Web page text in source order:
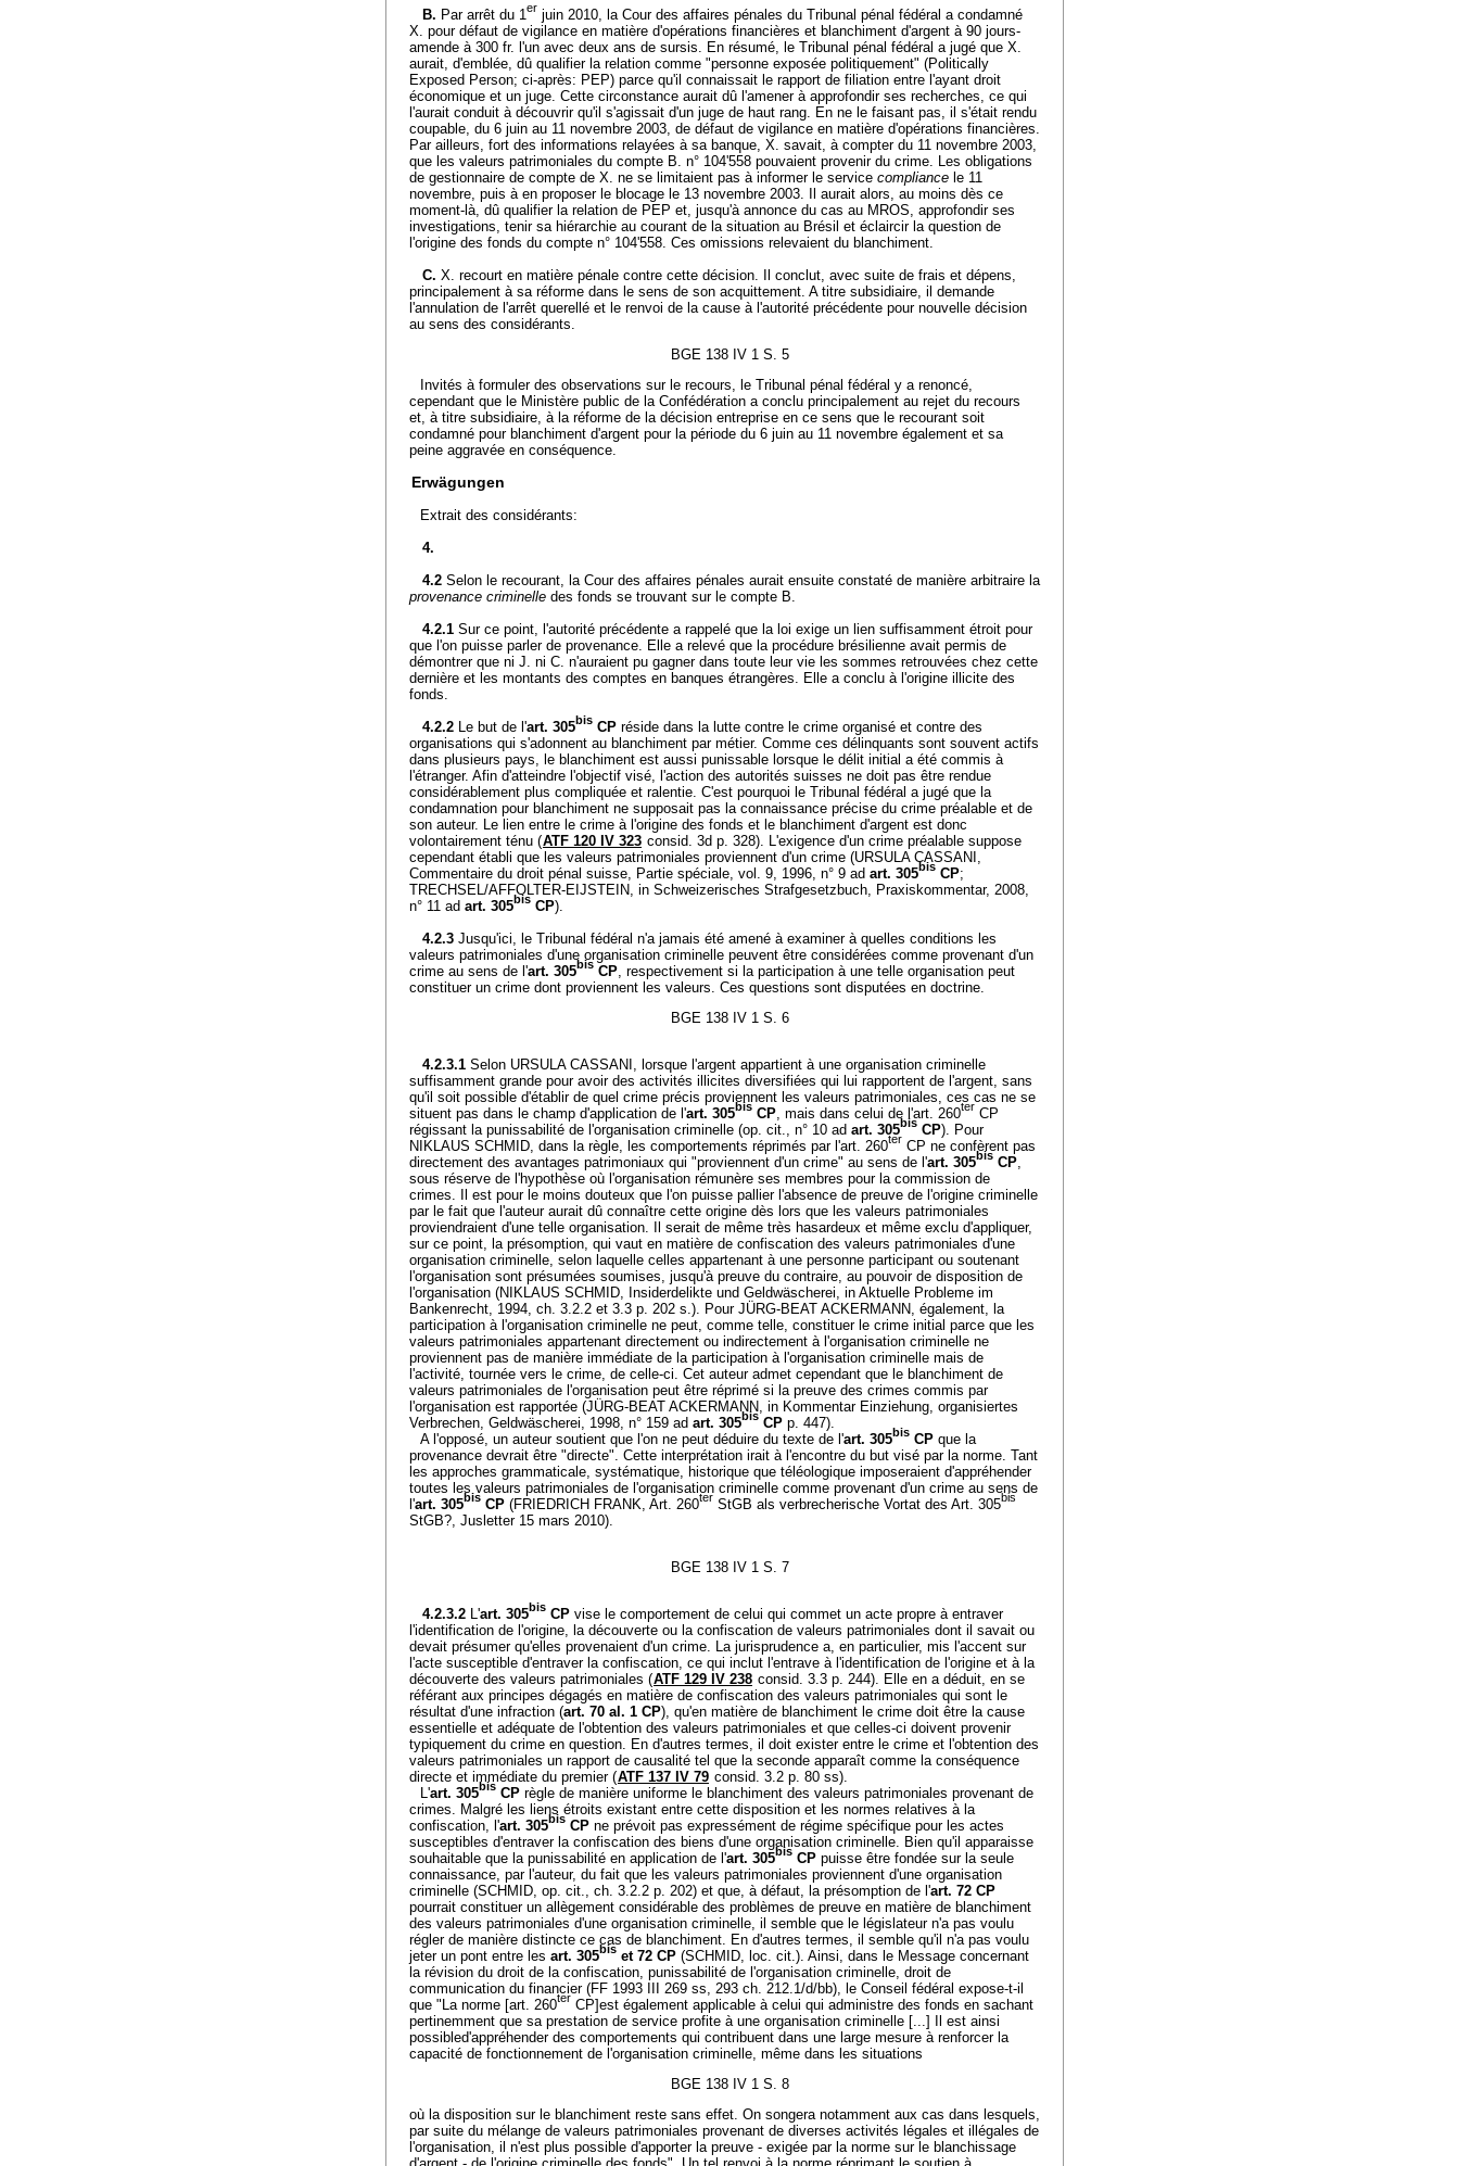
B. Par arrêt du 1er juin 2010, la Cour des affaires pénales du Tribunal pénal fédéral a condamné
X. pour défaut de vigilance en matière d'opérations financières et blanchiment d'argent à 90 jours-
amende à 300 fr. l'un avec deux ans de sursis. En résumé, le Tribunal pénal fédéral a jugé que X.
aurait, d'emblée, dû qualifier la relation comme "personne exposée politiquement" (Politically
Exposed Person; ci-après: PEP) parce qu'il connaissait le rapport de filiation entre l'ayant droit
économique et un juge. Cette circonstance aurait dû l'amener à approfondir ses recherches, ce qui
l'aurait conduit à découvrir qu'il s'agissait d'un juge de haut rang. En ne le faisant pas, il s'était rendu
coupable, du 6 juin au 11 novembre 2003, de défaut de vigilance en matière d'opérations financières.
Par ailleurs, fort des informations relayées à sa banque, X. savait, à compter du 11 novembre 2003,
que les valeurs patrimoniales du compte B. n° 104'558 pouvaient provenir du crime. Les obligations
de gestionnaire de compte de X. ne se limitaient pas à informer le service compliance le 11
novembre, puis à en proposer le blocage le 13 novembre 2003. Il aurait alors, au moins dès ce
moment-là, dû qualifier la relation de PEP et, jusqu'à annonce du cas au MROS, approfondir ses
investigations, tenir sa hiérarchie au courant de la situation au Brésil et éclaircir la question de
l'origine des fonds du compte n° 104'558. Ces omissions relevaient du blanchiment.
C. X. recourt en matière pénale contre cette décision. Il conclut, avec suite de frais et dépens,
principalement à sa réforme dans le sens de son acquittement. A titre subsidiaire, il demande
l'annulation de l'arrêt querellé et le renvoi de la cause à l'autorité précédente pour nouvelle décision
au sens des considérants.
BGE 138 IV 1 S. 5
Invités à formuler des observations sur le recours, le Tribunal pénal fédéral y a renoncé,
cependant que le Ministère public de la Confédération a conclu principalement au rejet du recours
et, à titre subsidiaire, à la réforme de la décision entreprise en ce sens que le recourant soit
condamné pour blanchiment d'argent pour la période du 6 juin au 11 novembre également et sa
peine aggravée en conséquence.
Erwägungen
Extrait des considérants:
4.
4.2 Selon le recourant, la Cour des affaires pénales aurait ensuite constaté de manière arbitraire la
provenance criminelle des fonds se trouvant sur le compte B.
4.2.1 Sur ce point, l'autorité précédente a rappelé que la loi exige un lien suffisamment étroit pour
que l'on puisse parler de provenance. Elle a relevé que la procédure brésilienne avait permis de
démontrer que ni J. ni C. n'auraient pu gagner dans toute leur vie les sommes retrouvées chez cette
dernière et les montants des comptes en banques étrangères. Elle a conclu à l'origine illicite des
fonds.
4.2.2 Le but de l'art. 305bis CP réside dans la lutte contre le crime organisé et contre des
organisations qui s'adonnent au blanchiment par métier. Comme ces délinquants sont souvent actifs
dans plusieurs pays, le blanchiment est aussi punissable lorsque le délit initial a été commis à
l'étranger. Afin d'atteindre l'objectif visé, l'action des autorités suisses ne doit pas être rendue
considérablement plus compliquée et ralentie. C'est pourquoi le Tribunal fédéral a jugé que la
condamnation pour blanchiment ne supposait pas la connaissance précise du crime préalable et de
son auteur. Le lien entre le crime à l'origine des fonds et le blanchiment d'argent est donc
volontairement ténu (ATF 120 IV 323 consid. 3d p. 328). L'exigence d'un crime préalable suppose
cependant établi que les valeurs patrimoniales proviennent d'un crime (URSULA CASSANI,
Commentaire du droit pénal suisse, Partie spéciale, vol. 9, 1996, n° 9 ad art. 305bis CP;
TRECHSEL/AFFOLTER-EIJSTEIN, in Schweizerisches Strafgesetzbuch, Praxiskommentar, 2008,
n° 11 ad art. 305bis CP).
4.2.3 Jusqu'ici, le Tribunal fédéral n'a jamais été amené à examiner à quelles conditions les
valeurs patrimoniales d'une organisation criminelle peuvent être considérées comme provenant d'un
crime au sens de l'art. 305bis CP, respectivement si la participation à une telle organisation peut
constituer un crime dont proviennent les valeurs. Ces questions sont disputées en doctrine.
BGE 138 IV 1 S. 6
4.2.3.1 Selon URSULA CASSANI, lorsque l'argent appartient à une organisation criminelle
suffisamment grande pour avoir des activités illicites diversifiées qui lui rapportent de l'argent, sans
qu'il soit possible d'établir de quel crime précis proviennent les valeurs patrimoniales, ces cas ne se
situent pas dans le champ d'application de l'art. 305bis CP, mais dans celui de l'art. 260ter CP
régissant la punissabilité de l'organisation criminelle (op. cit., n° 10 ad art. 305bis CP). Pour
NIKLAUS SCHMID, dans la règle, les comportements réprimés par l'art. 260ter CP ne confèrent pas
directement des avantages patrimoniaux qui "proviennent d'un crime" au sens de l'art. 305bis CP,
sous réserve de l'hypothèse où l'organisation rémunère ses membres pour la commission de
crimes. Il est pour le moins douteux que l'on puisse pallier l'absence de preuve de l'origine criminelle
par le fait que l'auteur aurait dû connaître cette origine dès lors que les valeurs patrimoniales
proviendraient d'une telle organisation. Il serait de même très hasardeux et même exclu d'appliquer,
sur ce point, la présomption, qui vaut en matière de confiscation des valeurs patrimoniales d'une
organisation criminelle, selon laquelle celles appartenant à une personne participant ou soutenant
l'organisation sont présumées soumises, jusqu'à preuve du contraire, au pouvoir de disposition de
l'organisation (NIKLAUS SCHMID, Insiderdelikte und Geldwäscherei, in Aktuelle Probleme im
Bankenrecht, 1994, ch. 3.2.2 et 3.3 p. 202 s.). Pour JÜRG-BEAT ACKERMANN, également, la
participation à l'organisation criminelle ne peut, comme telle, constituer le crime initial parce que les
valeurs patrimoniales appartenant directement ou indirectement à l'organisation criminelle ne
proviennent pas de manière immédiate de la participation à l'organisation criminelle mais de
l'activité, tournée vers le crime, de celle-ci. Cet auteur admet cependant que le blanchiment de
valeurs patrimoniales de l'organisation peut être réprimé si la preuve des crimes commis par
l'organisation est rapportée (JÜRG-BEAT ACKERMANN, in Kommentar Einziehung, organisiertes
Verbrechen, Geldwäscherei, 1998, n° 159 ad art. 305bis CP p. 447).
A l'opposé, un auteur soutient que l'on ne peut déduire du texte de l'art. 305bis CP que la
provenance devrait être "directe". Cette interprétation irait à l'encontre du but visé par la norme. Tant
les approches grammaticale, systématique, historique que téléologique imposeraient d'appréhender
toutes les valeurs patrimoniales de l'organisation criminelle comme provenant d'un crime au sens de
l'art. 305bis CP (FRIEDRICH FRANK, Art. 260ter StGB als verbrecherische Vortat des Art. 305bis
StGB?, Jusletter 15 mars 2010).
BGE 138 IV 1 S. 7
4.2.3.2 L'art. 305bis CP vise le comportement de celui qui commet un acte propre à entraver
l'identification de l'origine, la découverte ou la confiscation de valeurs patrimoniales dont il savait ou
devait présumer qu'elles provenaient d'un crime. La jurisprudence a, en particulier, mis l'accent sur
l'acte susceptible d'entraver la confiscation, ce qui inclut l'entrave à l'identification de l'origine et à la
découverte des valeurs patrimoniales (ATF 129 IV 238 consid. 3.3 p. 244). Elle en a déduit, en se
référant aux principes dégagés en matière de confiscation des valeurs patrimoniales qui sont le
résultat d'une infraction (art. 70 al. 1 CP), qu'en matière de blanchiment le crime doit être la cause
essentielle et adéquate de l'obtention des valeurs patrimoniales et que celles-ci doivent provenir
typiquement du crime en question. En d'autres termes, il doit exister entre le crime et l'obtention des
valeurs patrimoniales un rapport de causalité tel que la seconde apparaît comme la conséquence
directe et immédiate du premier (ATF 137 IV 79 consid. 3.2 p. 80 ss).
L'art. 305bis CP règle de manière uniforme le blanchiment des valeurs patrimoniales provenant de
crimes. Malgré les liens étroits existant entre cette disposition et les normes relatives à la
confiscation, l'art. 305bis CP ne prévoit pas expressément de régime spécifique pour les actes
susceptibles d'entraver la confiscation des biens d'une organisation criminelle. Bien qu'il apparaisse
souhaitable que la punissabilité en application de l'art. 305bis CP puisse être fondée sur la seule
connaissance, par l'auteur, du fait que les valeurs patrimoniales proviennent d'une organisation
criminelle (SCHMID, op. cit., ch. 3.2.2 p. 202) et que, à défaut, la présomption de l'art. 72 CP
pourrait constituer un allègement considérable des problèmes de preuve en matière de blanchiment
des valeurs patrimoniales d'une organisation criminelle, il semble que le législateur n'a pas voulu
régler de manière distincte ce cas de blanchiment. En d'autres termes, il semble qu'il n'a pas voulu
jeter un pont entre les art. 305bis et 72 CP (SCHMID, loc. cit.). Ainsi, dans le Message concernant
la révision du droit de la confiscation, punissabilité de l'organisation criminelle, droit de
communication du financier (FF 1993 III 269 ss, 293 ch. 212.1/d/bb), le Conseil fédéral expose-t-il
que "La norme [art. 260ter CP]est également applicable à celui qui administre des fonds en sachant
pertinemment que sa prestation de service profite à une organisation criminelle [...] Il est ainsi
possibled'appréhender des comportements qui contribuent dans une large mesure à renforcer la
capacité de fonctionnement de l'organisation criminelle, même dans les situations
BGE 138 IV 1 S. 8
où la disposition sur le blanchiment reste sans effet. On songera notamment aux cas dans lesquels,
par suite du mélange de valeurs patrimoniales provenant de diverses activités légales et illégales de
l'organisation, il n'est plus possible d'apporter la preuve - exigée par la norme sur le blanchissage